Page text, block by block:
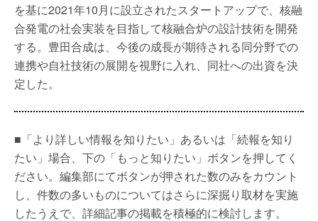
を基に2021年10月に設立されたスタートアップで、核融
合発電の社会実装を目指して核融合炉の設計技術を開発
する。豊田合成は、今後の成長が期待される同分野での
連携や自社技術の展開を視野に入れ、同社への出資を決
定した。
■「より詳しい情報を知りたい」あるいは「続報を知り
たい」場合、下の「もっと知りたい」ボタンを押してく
ださい。編集部にてボタンが押された数のみをカウント
し、件数の多いものについてはさらに深掘り取材を実施
したうえで、詳細記事の掲載を積極的に検討します。